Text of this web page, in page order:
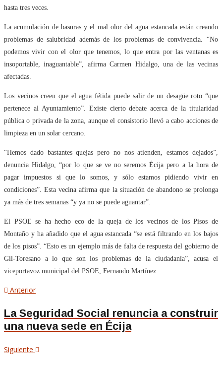
hasta tres veces.
La acumulación de basuras y el mal olor del agua estancada están creando
problemas de salubridad además de los problemas de convivencia. “No
podemos vivir con el olor que tenemos, lo que entra por las ventanas es
insoportable, inaguantable”, afirma Carmen Hidalgo, una de las vecinas
afectadas.
Los vecinos creen que el agua fétida puede salir de un desagüe roto “que
pertenece al Ayuntamiento”. Existe cierto debate acerca de la titularidad
pública o privada de la zona, aunque el consistorio llevó a cabo acciones de
limpieza en un solar cercano.
“Hemos dado bastantes quejas pero no nos atienden, estamos dejados”,
denuncia Hidalgo, “por lo que se ve no seremos Écija pero a la hora de
pagar impuestos si que lo somos, y sólo estamos pidiendo vivir en
condiciones”. Esta vecina afirma que la situación de abandono se prolonga
ya más de tres semanas “y ya no se puede aguantar”.
El PSOE se ha hecho eco de la queja de los vecinos de los Pisos de
Montaño y ha añadido que el agua estancada “se está filtrando en los bajos
de los pisos”. “Esto es un ejemplo más de falta de respuesta del gobierno de
Gil-Toresano a lo que son los problemas de la ciudadanía”, acusa el
viceportavoz municipal del PSOE, Fernando Martínez.
Navegación
de
entradas
AnteriorArtículo
La Seguridad Social renuncia a construir
una nueva sede en Écija
Siguiente